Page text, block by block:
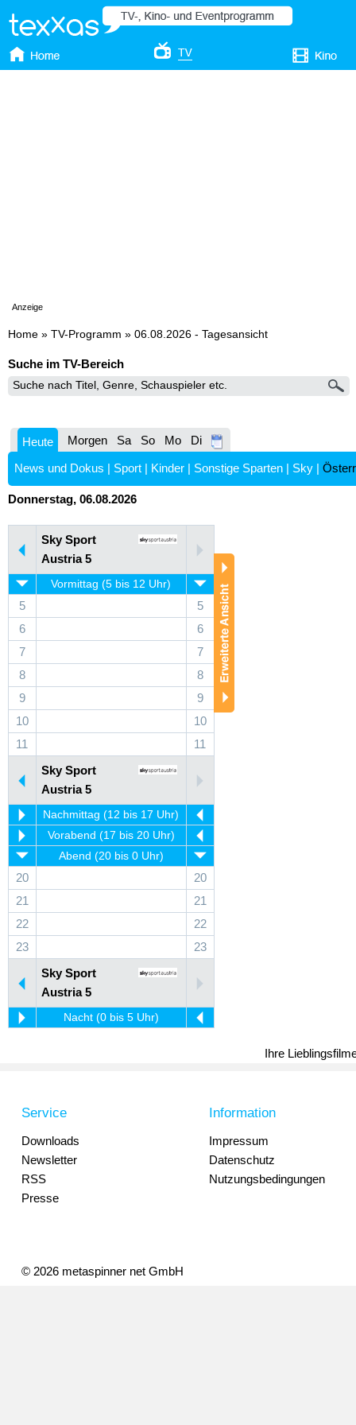
Anzeige
Home » TV-Programm » 06.08.2026 - Tagesansicht
Suche im TV-Bereich
Heute Morgen Sa So Mo Di
News und Dokus | Sport | Kinder | Sonstige Sparten | Sky |
Donnerstag, 06.08.2026
Sky Sport
Austria 5
Vormittag (5 bis 12 Uhr)
5
5
6
6
7
7
8
8
9
9
10
10
11
11
Sky Sport
Austria 5
Nachmittag (12 bis 17 Uhr)
Vorabend (17 bis 20 Uhr)
Abend (20 bis 0 Uhr)
20
20
21
21
22
22
23
23
Sky Sport
Austria 5
Nacht (0 bis 5 Uhr)
Ihre
Service
Downloads
Newsletter
RSS
Presse
Information
Impressum
Datenschutz
Nutzungsbedingungen
© 2026 metaspinner net GmbH